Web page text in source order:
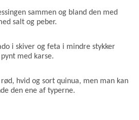
sammen og bland den med
salt og peber.
i skiver og feta i mindre stykker
med karse.
rød, hvid og sort quinua, men man kan
den ene af typerne.